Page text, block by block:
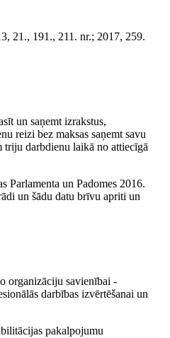
21., 191., 211. nr.; 2017, 259.
un saņemt izrakstus,
reizi bez maksas saņemt savu
triju darbdienu laikā no attiecīgā
Parlamenta un Padomes 2016.
un šādu datu brīvu apriti un
organizāciju savienībai -
darbības izvērtēšanai un
pakalpojumu